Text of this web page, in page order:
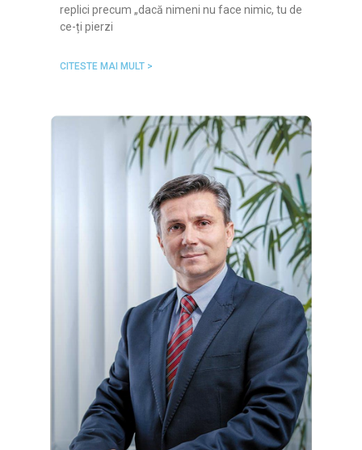
replici precum „dacă nimeni nu face nimic, tu de
ce-ți pierzi
CITESTE MAI MULT >